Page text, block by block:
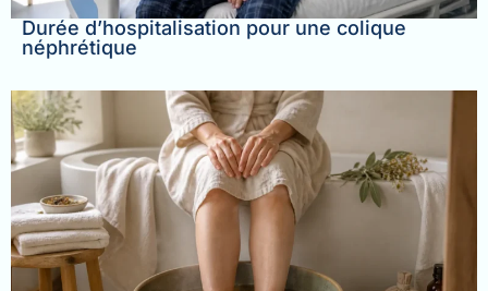
Durée d’hospitalisation pour une colique
néphrétique